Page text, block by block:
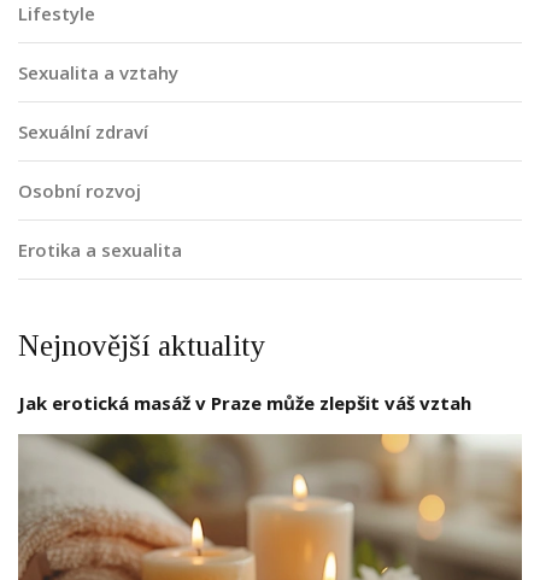
Lifestyle
Sexualita a vztahy
Sexuální zdraví
Osobní rozvoj
Erotika a sexualita
Nejnovější aktuality
Jak erotická masáž v Praze může zlepšit váš vztah